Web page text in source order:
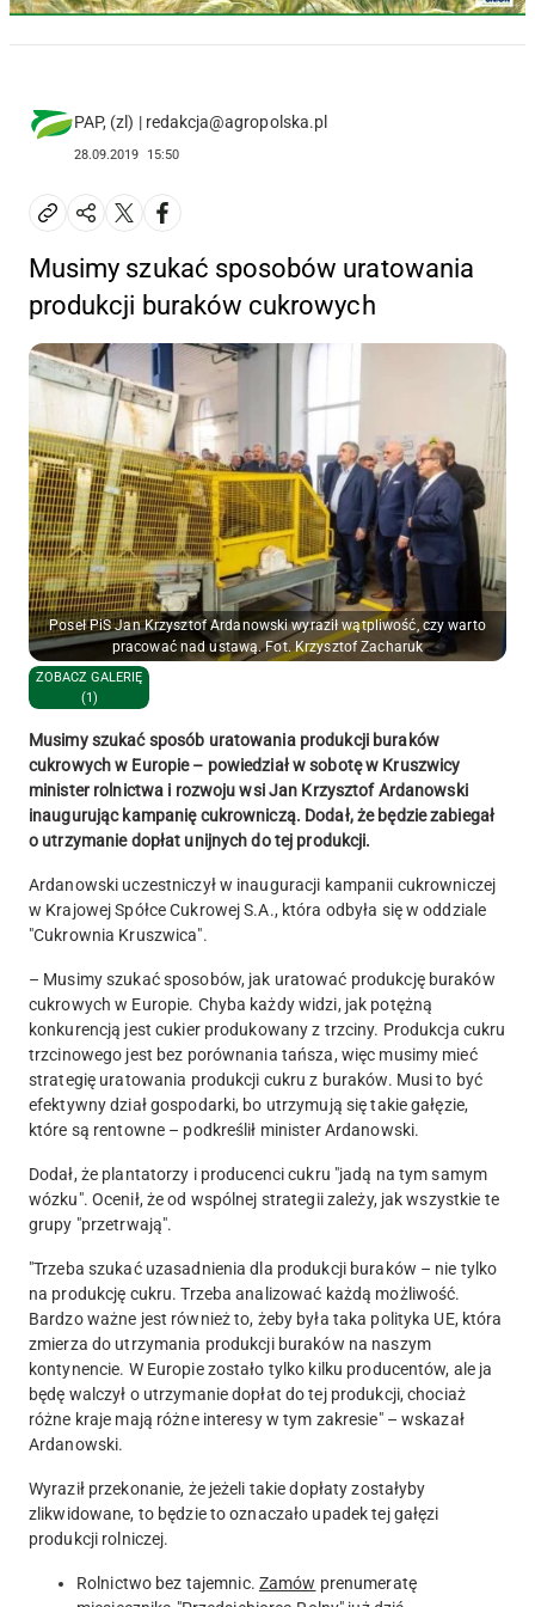
PAP, (zl) | redakcja@agropolska.pl
28.09.2019 15:50
Musimy szukać sposobów uratowania
produkcji buraków cukrowych
Poseł PiS Jan Krzysztof Ardanowski wyraził wątpliwość, czy warto
pracować nad ustawą. Fot. Krzysztof Zacharuk
ZOBACZ GALERIĘ
(1)
Musimy szukać sposób uratowania produkcji buraków
cukrowych w Europie – powiedział w sobotę w Kruszwicy
minister rolnictwa i rozwoju wsi Jan Krzysztof Ardanowski
inaugurując kampanię cukrowniczą. Dodał, że będzie zabiegał
o utrzymanie dopłat unijnych do tej produkcji.
Ardanowski uczestniczył w inauguracji kampanii cukrowniczej
w Krajowej Spółce Cukrowej S.A., która odbyła się w oddziale
"Cukrownia Kruszwica".
– Musimy szukać sposobów, jak uratować produkcję buraków
cukrowych w Europie. Chyba każdy widzi, jak potężną
konkurencją jest cukier produkowany z trzciny. Produkcja cukru
trzcinowego jest bez porównania tańsza, więc musimy mieć
strategię uratowania produkcji cukru z buraków. Musi to być
efektywny dział gospodarki, bo utrzymują się takie gałęzie,
które są rentowne – podkreślił minister Ardanowski.
Dodał, że plantatorzy i producenci cukru "jadą na tym samym
wózku". Ocenił, że od wspólnej strategii zależy, jak wszystkie te
grupy "przetrwają".
"Trzeba szukać uzasadnienia dla produkcji buraków – nie tylko
na produkcję cukru. Trzeba analizować każdą możliwość.
Bardzo ważne jest również to, żeby była taka polityka UE, która
zmierza do utrzymania produkcji buraków na naszym
kontynencie. W Europie zostało tylko kilku producentów, ale ja
będę walczył o utrzymanie dopłat do tej produkcji, chociaż
różne kraje mają różne interesy w tym zakresie" – wskazał
Ardanowski.
Wyraził przekonanie, że jeżeli takie dopłaty zostałyby
zlikwidowane, to będzie to oznaczało upadek tej gałęzi
produkcji rolniczej.
Rolnictwo bez tajemnic. Zamów prenumeratę